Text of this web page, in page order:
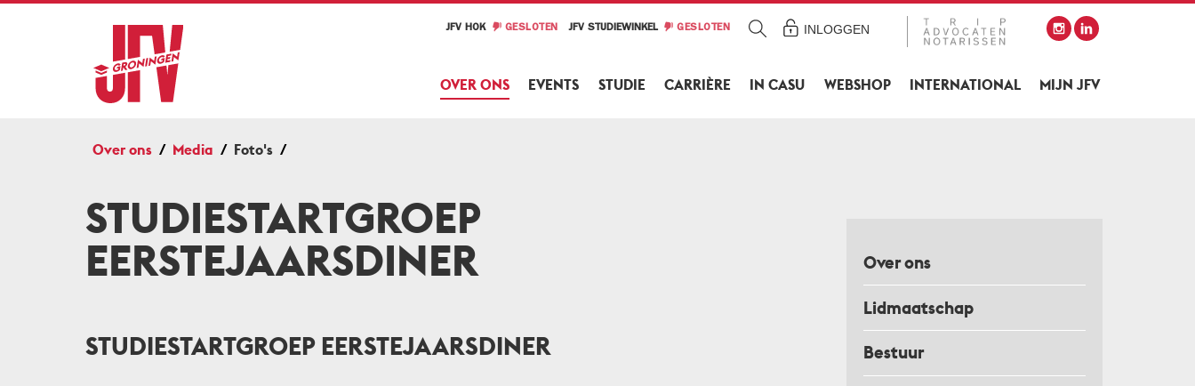
OVER ONS EVENTS STUDIE CARRIÈRE IN CASU WEBSHOP INTERNATIONAL MIJN JFV
JFV HOK GESLOTEN JFV STUDIEWINKEL GESLOTEN INLOGGEN
Over ons Media Foto's
Over ons
Lidmaatschap
Bestuur
STUDIESTARTGROEP
EERSTEJAARSDINER
STUDIESTARTGROEP EERSTEJAARSDINER